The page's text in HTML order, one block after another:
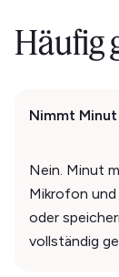
Häufig
Nimmt
Nein. Minut
Mikrofon
oder
vollständig